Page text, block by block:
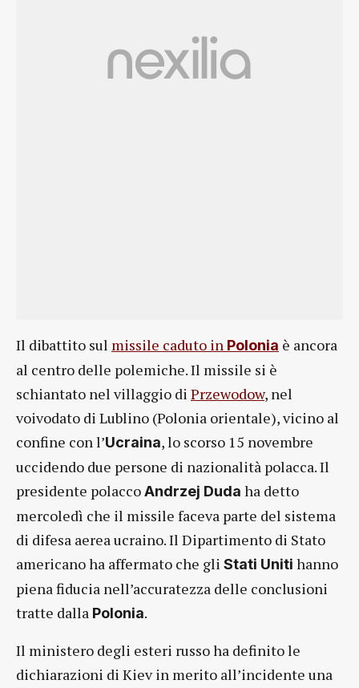
Il dibattito sul missile caduto in Polonia è ancora
al centro delle polemiche. Il missile si è
schiantato nel villaggio di Przewodow, nel
voivodato di Lublino (Polonia orientale), vicino al
confine con l’Ucraina, lo scorso 15 novembre
uccidendo due persone di nazionalità polacca. Il
presidente polaccoAndrzej Duda ha detto
mercoledì che il missile faceva parte del sistema
di difesa aerea ucraino. Il Dipartimento di Stato
americano ha affermato che gli Stati Uniti hanno
piena fiducia nell’accuratezza delle conclusioni
tratte dalla Polonia.
Il ministero degli esteri russo ha definito le
dichiarazioni di Kiev in merito all’incidente una